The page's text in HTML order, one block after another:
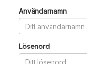
Användarnamn
Lösenord